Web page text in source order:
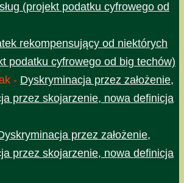
(projekt podatku cyfrowego od
rekompensujący od niektórych
podatku cyfrowego od big techów)
- Dyskryminacja przez założenie,
przez skojarzenie, nowa definicja
przez założenie,
przez skojarzenie, nowa definicja